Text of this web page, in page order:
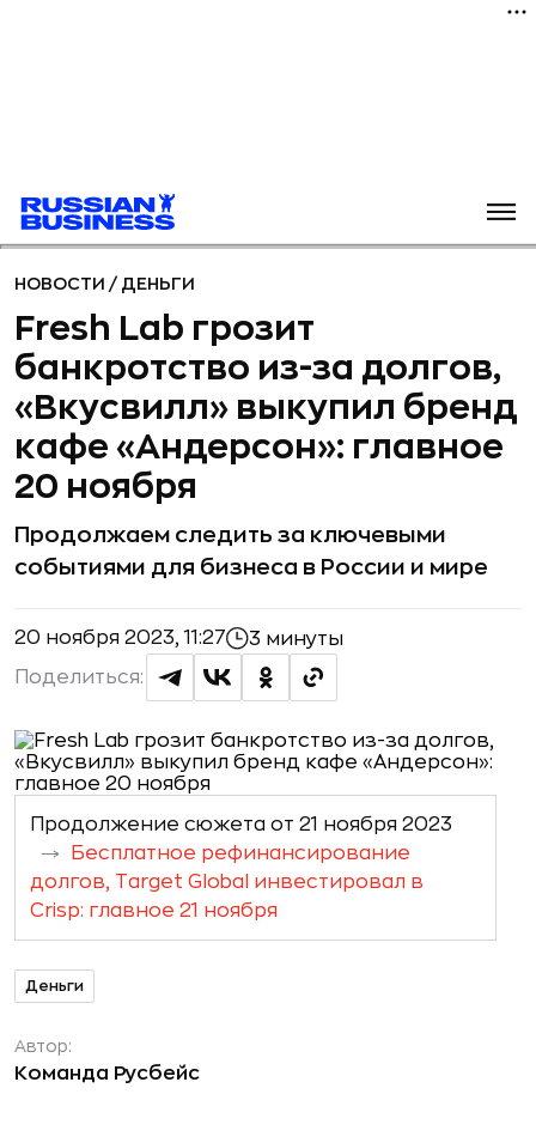
НОВОСТИ / ДЕНЬГИ
Fresh Lab грозит
банкротство из-за долгов,
«Вкусвилл» выкупил бренд
кафе «Андерсон»: главное
20 ноября
Продолжаем следить за ключевыми
событиями для бизнеса в России и мире
20 ноября 2023, 11:27 3 минуты
Поделиться:
Продолжение сюжета от 21 ноября 2023
Бесплатное рефинансирование
долгов, Target Global инвестировал в
Crisp: главное 21 ноября
Деньги
Автор:
Команда Русбейс